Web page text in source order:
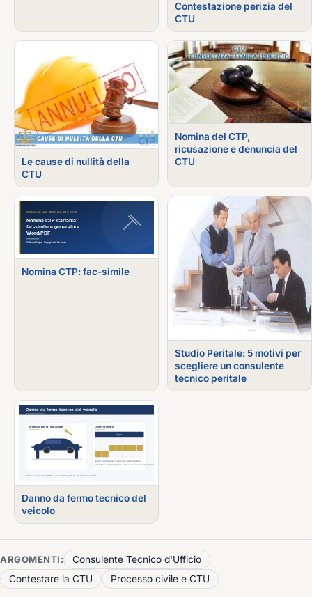
Contestazione perizia del
CTU
Le cause di nullità della
CTU
Nomina del CTP,
ricusazione e denuncia del
CTU
Nomina CTP: fac-simile
Studio Peritale: 5 motivi per
scegliere un consulente
tecnico peritale
Danno da fermo tecnico del
veicolo
ARGOMENTI:
Consulente Tecnico d'Ufficio
Contestare la CTU
Processo civile e CTU